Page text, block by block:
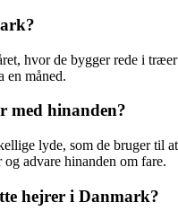
hvor de bygger rede i træer
en måned.
med hinanden?
lyde, som de bruger til at
advare hinanden om fare.
hejrer i Danmark?